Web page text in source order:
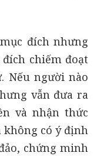
đích nhưng
chiếm đoạt
Nếu người nào
vẫn đưa ra
và nhận thức
không có ý định
chứng minh